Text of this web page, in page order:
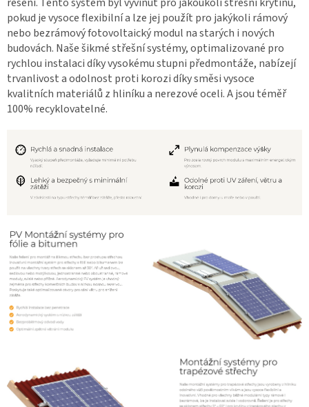
pokud je vysoce flexibilní a lze jej použít pro jakýkoli rámový
nebo bezrámový fotovoltaický modul na starých i nových
budovách. Naše šikmé střešní systémy, optimalizované pro
rychlou instalaci díky vysokému stupni předmontáže, nabízejí
trvanlivost a odolnost proti korozi díky směsi vysoce
kvalitních materiálů z hliníku a nerezové oceli. A jsou téměř
100% recyklovatelné.